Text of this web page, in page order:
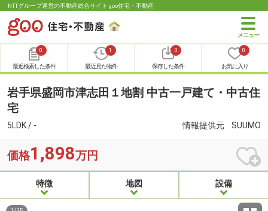
NTTグループ運営の不動産総合サイト goo住宅・不動産
0
最近検索した条件
1
最近見た物件
0
保存した条件
0
お気に入り
岩手県盛岡市津志田１地割 中古一戸建て・中古住
宅
5LDK / - 情報提供元 SUUMO
価格1,898万円
特徴 地図 設備